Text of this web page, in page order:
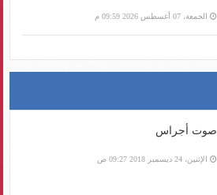
الجمعة، 07 أغسطس 2026 09:59 م
صوت أجراس
الإثنين، 24 ديسمبر 2018 09:27 ص